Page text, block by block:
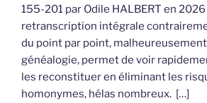
155-201 par Odile HALBERT en 2026
retranscription intégrale
du point par point,
généalogie, permet de voir
les reconstituer en éliminant les
homonymes, hélas nombreux. […]